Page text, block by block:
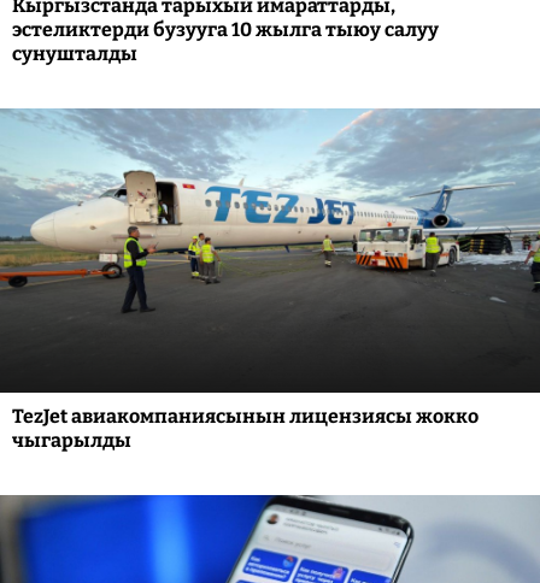
Кыргызстанда тарыхый имараттарды,
эстеликтерди бузууга 10 жылга тыюу салуу
сунушталды
TezJet авиакомпаниясынын лицензиясы жокко
чыгарылды